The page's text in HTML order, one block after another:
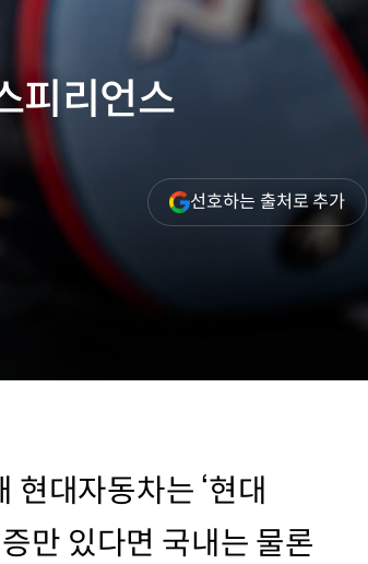
피리언스
선호하는 출처로 추가(새
창
대자동차는 ‘현대
만 있다면 국내는 물론